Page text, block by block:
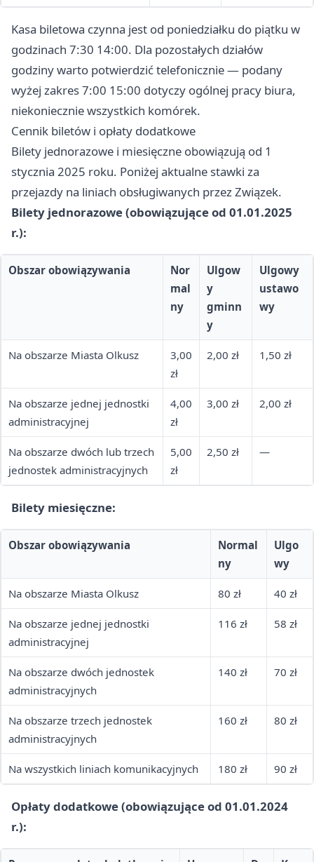
Kasa biletowa czynna jest od poniedziałku do piątku w
godzinach 7:30 14:00. Dla pozostałych działów
godziny warto potwierdzić telefonicznie — podany
wyżej zakres 7:00 15:00 dotyczy ogólnej pracy biura,
niekoniecznie wszystkich komórek.
Cennik biletów i opłaty dodatkowe
Bilety jednorazowe i miesięczne obowiązują od 1
stycznia 2025 roku. Poniżej aktualne stawki za
przejazdy na liniach obsługiwanych przez Związek.
Bilety jednorazowe (obowiązujące od 01.01.2025
r.):
Obszar obowiązywania
Nor
mal
ny
Ulgow
y
gminn
y
Ulgowy
ustawo
wy
Na obszarze Miasta Olkusz
3,00
zł
2,00 zł 1,50 zł
Na obszarze jednej jednostki
administracyjnej
4,00
zł
3,00 zł 2,00 zł
Na obszarze dwóch lub trzech
jednostek administracyjnych
5,00
zł
2,50 zł —
Bilety miesięczne:
Obszar obowiązywania
Normal
ny
Ulgo
wy
Na obszarze Miasta Olkusz 80 zł 40 zł
Na obszarze jednej jednostki
administracyjnej
116 zł 58 zł
Na obszarze dwóch jednostek
administracyjnych
140 zł 70 zł
Na obszarze trzech jednostek
administracyjnych
160 zł 80 zł
Na wszystkich liniach komunikacyjnych 180 zł 90 zł
Opłaty dodatkowe (obowiązujące od 01.01.2024
r.):